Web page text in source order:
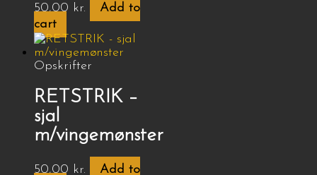
50,00 kr.
Add to
cart
Opskrifter
RETSTRIK –
sjal
m/vingemønster
50,00 kr.
Add to